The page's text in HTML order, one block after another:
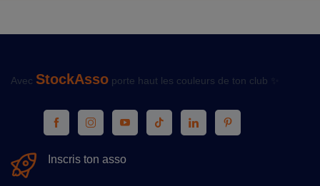
Avec StockAsso porte haut les couleurs de ton club ✨
Inscris ton asso